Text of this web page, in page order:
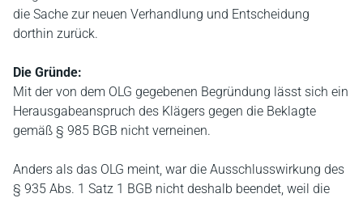
die Sache zur neuen Verhandlung und Entscheidung
dorthin zurück.
Die Gründe:
Mit der von dem OLG gegebenen Begründung lässt sich ein
Herausgabeanspruch des Klägers gegen die Beklagte
gemäß § 985 BGB nicht verneinen.
Anders als das OLG meint, war die Ausschlusswirkung des
§ 935 Abs. 1 Satz 1 BGB nicht deshalb beendet, weil die